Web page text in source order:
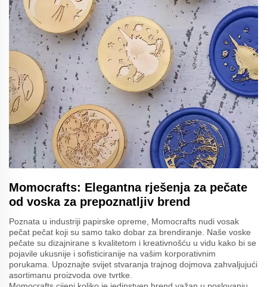
Momocrafts: Elegantna rješenja za pečate
od voska za prepoznatljiv brend
Poznata u industriji papirske opreme, Momocrafts nudi vosak
pečat pečat koji su samo tako dobar za brendiranje. Naše voske
pečate su dizajnirane s kvalitetom i kreativnošću u vidu kako bi se
pojavile ukusnije i sofisticiranije na vašim korporativnim
porukama. Upoznajte svijet stvaranja trajnog dojmova zahvaljujući
asortimanu proizvoda ove tvrtke.